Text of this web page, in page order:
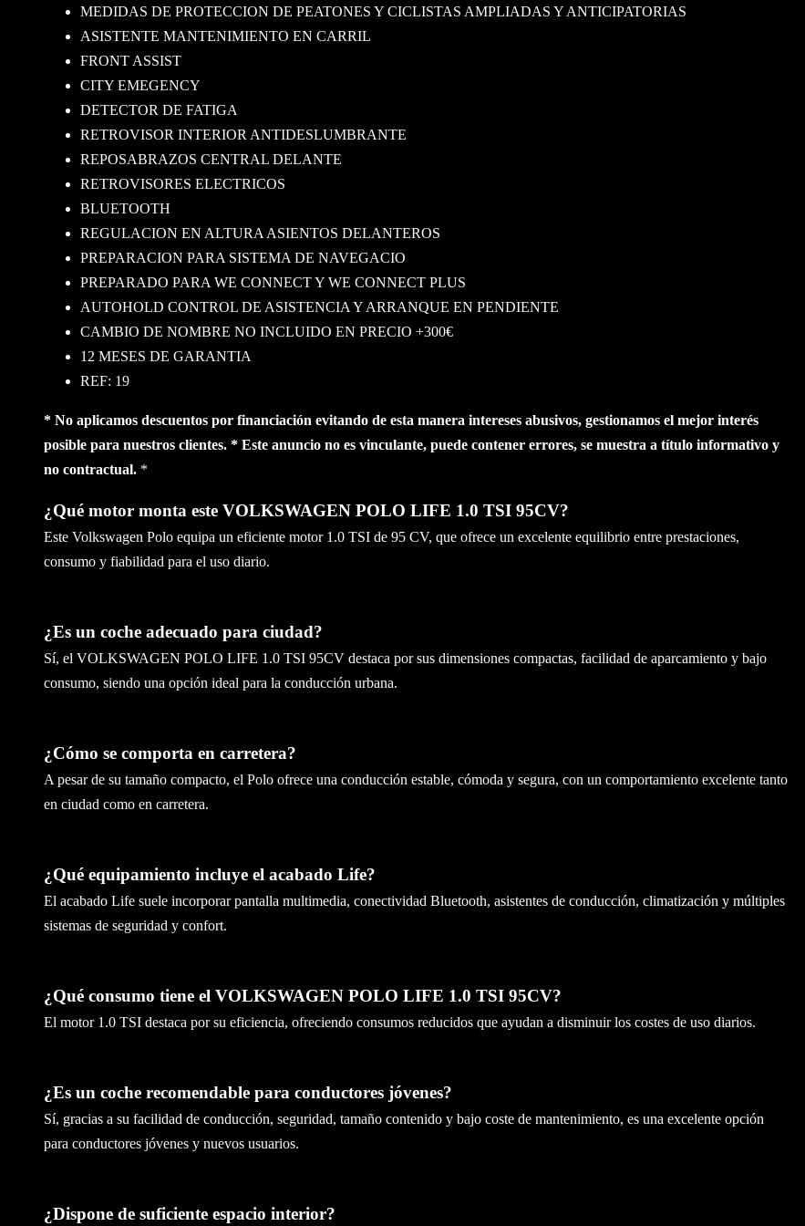
MEDIDAS DE PROTECCION DE PEATONES Y CICLISTAS AMPLIADAS Y ANTICIPATORIAS
ASISTENTE MANTENIMIENTO EN CARRIL
FRONT ASSIST
CITY EMEGENCY
DETECTOR DE FATIGA
RETROVISOR INTERIOR ANTIDESLUMBRANTE
REPOSABRAZOS CENTRAL DELANTE
RETROVISORES ELECTRICOS
BLUETOOTH
REGULACION EN ALTURA ASIENTOS DELANTEROS
PREPARACION PARA SISTEMA DE NAVEGACIO
PREPARADO PARA WE CONNECT Y WE CONNECT PLUS
AUTOHOLD CONTROL DE ASISTENCIA Y ARRANQUE EN PENDIENTE
CAMBIO DE NOMBRE NO INCLUIDO EN PRECIO +300€
12 MESES DE GARANTIA
REF: 19
* No aplicamos descuentos por financiación evitando de esta manera intereses abusivos, gestionamos el mejor interés
posible para nuestros clientes. * Este anuncio no es vinculante, puede contener errores, se muestra a título informativo y
no contractual. *
¿Qué motor monta este VOLKSWAGEN POLO LIFE 1.0 TSI 95CV?
Este Volkswagen Polo equipa un eficiente motor 1.0 TSI de 95 CV, que ofrece un excelente equilibrio entre prestaciones,
consumo y fiabilidad para el uso diario.
¿Es un coche adecuado para ciudad?
Sí, el VOLKSWAGEN POLO LIFE 1.0 TSI 95CV destaca por sus dimensiones compactas, facilidad de aparcamiento y bajo
consumo, siendo una opción ideal para la conducción urbana.
¿Cómo se comporta en carretera?
A pesar de su tamaño compacto, el Polo ofrece una conducción estable, cómoda y segura, con un comportamiento excelente tanto
en ciudad como en carretera.
¿Qué equipamiento incluye el acabado Life?
El acabado Life suele incorporar pantalla multimedia, conectividad Bluetooth, asistentes de conducción, climatización y múltiples
sistemas de seguridad y confort.
¿Qué consumo tiene el VOLKSWAGEN POLO LIFE 1.0 TSI 95CV?
El motor 1.0 TSI destaca por su eficiencia, ofreciendo consumos reducidos que ayudan a disminuir los costes de uso diarios.
¿Es un coche recomendable para conductores jóvenes?
Sí, gracias a su facilidad de conducción, seguridad, tamaño contenido y bajo coste de mantenimiento, es una excelente opción
para conductores jóvenes y nuevos usuarios.
¿Dispone de suficiente espacio interior?